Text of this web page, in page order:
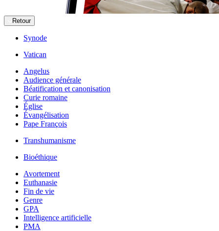
Retour
Synode
Vatican
Angelus
Audience générale
Béatification et canonisation
Curie romaine
Église
Évangélisation
Pape François
Transhumanisme
Bioéthique
Avortement
Euthanasie
Fin de vie
Genre
GPA
Intelligence artificielle
PMA